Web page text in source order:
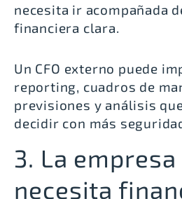
necesita ir acompañada
financiera clara.
Un CFO externo puede
reporting, cuadros de
previsiones y análisis
decidir con más
3. La empresa
necesita